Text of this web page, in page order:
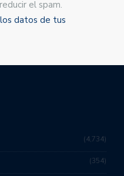
el spam.
datos de tus
4,734
354